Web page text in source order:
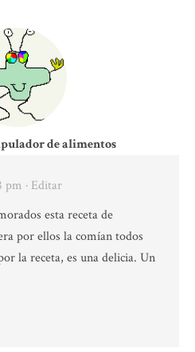
de alimentos
pm · Editar
esta receta de
por ellos la comían todos
la receta, es una delicia. Un